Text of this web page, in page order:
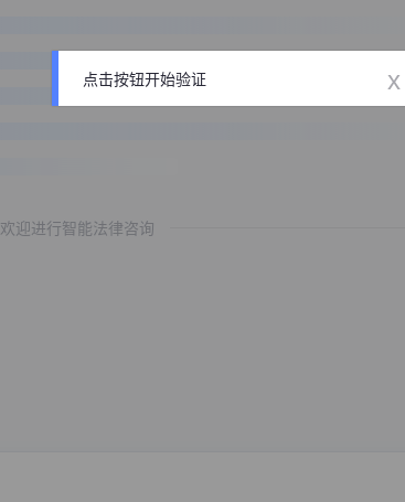
欢迎进行智能法律咨询
点击按钮开始验证 x